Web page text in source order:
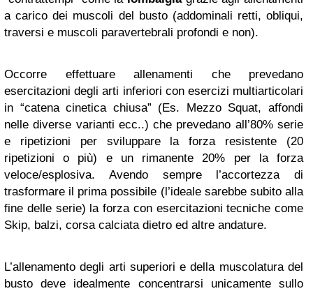
a carico dei muscoli del busto (addominali retti, obliqui,
traversi e muscoli paravertebrali profondi e non).
Occorre effettuare allenamenti che prevedano
esercitazioni degli arti inferiori con esercizi multiarticolari
in “catena cinetica chiusa” (Es. Mezzo Squat, affondi
nelle diverse varianti ecc..) che prevedano all’80% serie
e ripetizioni per sviluppare la forza resistente (20
ripetizioni o più) e un rimanente 20% per la forza
veloce/esplosiva. Avendo sempre l’accortezza di
trasformare il prima possibile (l’ideale sarebbe subito alla
fine delle serie) la forza con esercitazioni tecniche come
Skip, balzi, corsa calciata dietro ed altre andature.
L’allenamento degli arti superiori e della muscolatura del
busto deve idealmente concentrarsi unicamente sullo